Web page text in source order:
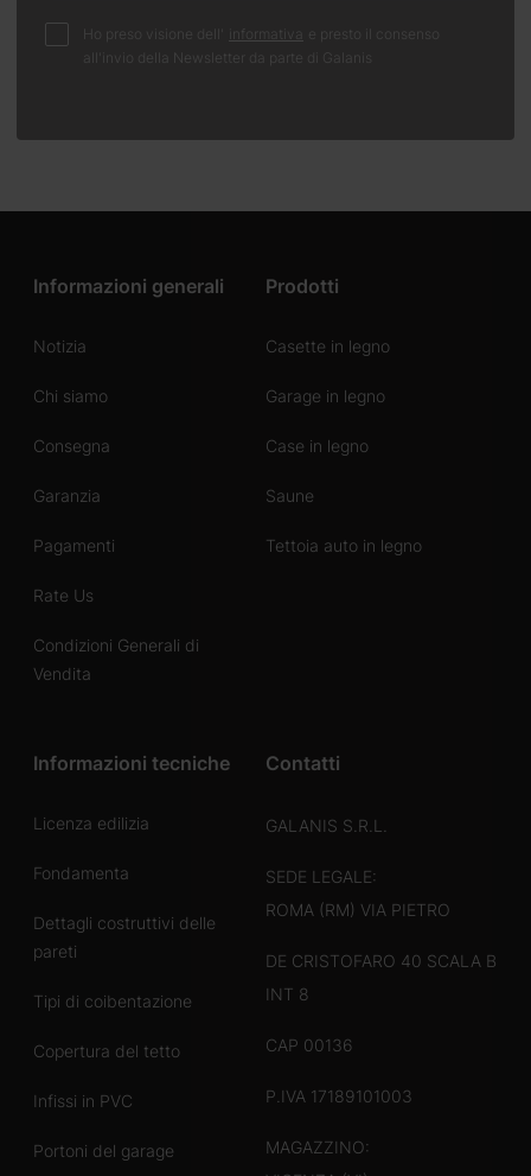
Ho preso visione dell' informativa
e presto il consenso
all'invio della Newsletter da parte di Galanis
Informazioni generali
Notizia
Chi siamo
Consegna
Garanzia
Pagamenti
Rate Us
Condizioni Generali di
Vendita
Prodotti
Casette in legno
Garage in legno
Case in legno
Saune
Tettoia auto in legno
Informazioni tecniche
Licenza edilizia
Fondamenta
Dettagli costruttivi delle
pareti
Tipi di coibentazione
Copertura del tetto
Infissi in PVC
Portoni del garage
Contatti
GALANIS S.R.L.
SEDE LEGALE:
ROMA (RM) VIA PIETRO
DE CRISTOFARO 40 SCALA B
INT 8
CAP 00136
P.IVA 17189101003
MAGAZZINO: